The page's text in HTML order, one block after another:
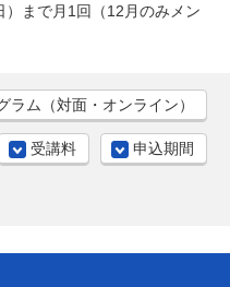
まで月1回（12月のみメン
ラム（対面・オンライン）
受講料 申込期間